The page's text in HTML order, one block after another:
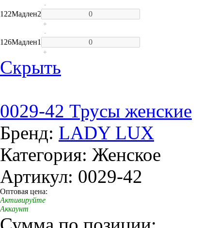
122Мадлен2
-
+
126Мадлен1
-
+
Скрыть
0029-42 Трусы женские
Бренд: LADY LUX
Категория: Женское
Артикул: 0029-42
Оптовая цена:
Активируйте
Аккаунт